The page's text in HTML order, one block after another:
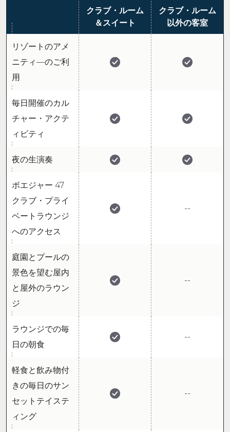
クラブ・ルーム
＆スイート
クラブ・ルーム
以外の客室
リゾートのアメ
ニティ―のご利
用
毎日開催のカル
チャー・アクテ
ィビティ
夜の生演奏
ボエジャー 47
クラブ・プライ
ベートラウンジ
へのアクセス
--
庭園とプールの
景色を望む屋内
と屋外のラウン
ジ
--
ラウンジでの毎
日の朝食
--
軽食と飲み物付
きの毎日のサン
セットテイステ
ィング
--